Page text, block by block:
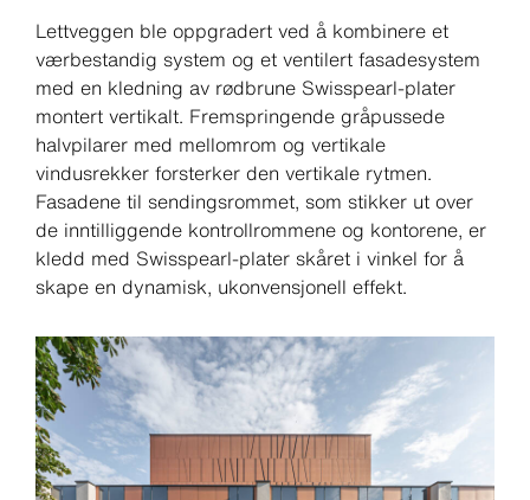
Lettveggen ble oppgradert ved å kombinere et
værbestandig system og et ventilert fasadesystem
med en kledning av rødbrune Swisspearl-plater
montert vertikalt. Fremspringende gråpussede
halvpilarer med mellomrom og vertikale
vindusrekker forsterker den vertikale rytmen.
Fasadene til sendingsrommet, som stikker ut over
de inntilliggende kontrollrommene og kontorene, er
kledd med Swisspearl-plater skåret i vinkel for å
skape en dynamisk, ukonvensjonell effekt.